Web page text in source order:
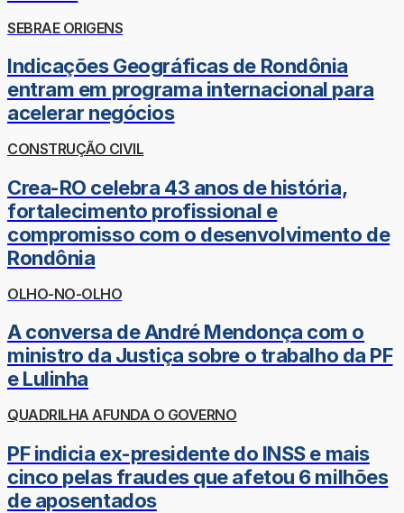
SEBRAE ORIGENS
Indicações Geográficas de Rondônia
entram em programa internacional para
acelerar negócios
CONSTRUÇÃO CIVIL
Crea-RO celebra 43 anos de história,
fortalecimento profissional e
compromisso com o desenvolvimento de
Rondônia
OLHO-NO-OLHO
A conversa de André Mendonça com o
ministro da Justiça sobre o trabalho da PF
e Lulinha
QUADRILHA AFUNDA O GOVERNO
PF indicia ex-presidente do INSS e mais
cinco pelas fraudes que afetou 6 milhões
de aposentados